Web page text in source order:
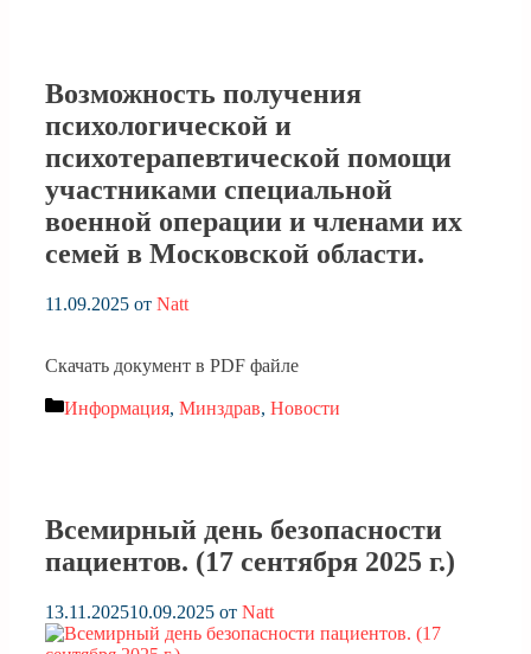
Возможность получения
психологической и
психотерапевтической помощи
участниками специальной
военной операции и членами их
семей в Московской области.
11.09.2025 от Natt
Скачать документ в PDF файле
Рубрики
Информация, Минздрав, Новости
Всемирный день безопасности
пациентов. (17 сентября 2025 г.)
13.11.202510.09.2025 от Natt